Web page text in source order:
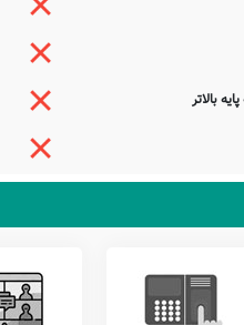
نظیر برگزاری کارگاه های ارتقای
یا عدم وجود این خدمات با مدیریت
سنجش دقیقتر وضعیت دانش آموزان خود،
شده در مدرسه پیروز آباد اسدخان
ویژه اهالی محترم درگز درگز می توانند
بالاتر